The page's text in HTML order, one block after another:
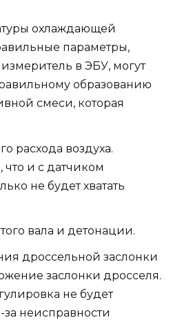
охлаждающей
параметры,
в ЭБУ, могут
образованию
смеси, которая
расхода воздуха.
что и с датчиком
не будет хватать
вала и детонации.
дроссельной заслонки
заслонки дросселя.
не будет
неисправности